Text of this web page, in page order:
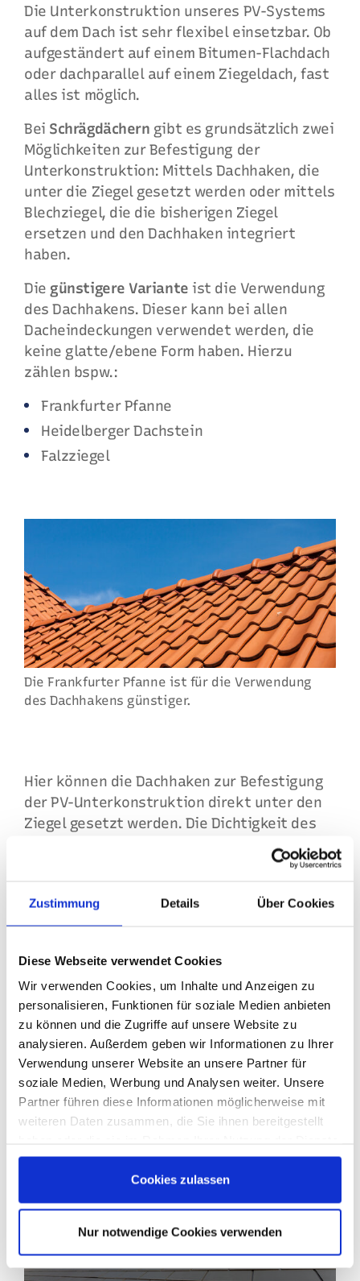
Zustimmung Details Über Cookies
Diese Webseite verwendet Cookies
Wir verwenden Cookies, um Inhalte und Anzeigen zu
personalisieren, Funktionen für soziale Medien anbieten
zu können und die Zugriffe auf unsere Website zu
analysieren. Außerdem geben wir Informationen zu Ihrer
Verwendung unserer Website an unsere Partner für
soziale Medien, Werbung und Analysen weiter. Unsere
Partner führen diese Informationen möglicherweise mit
weiteren Daten zusammen, die Sie ihnen bereitgestellt
gesammelt haben. Sie geben Einwilligung zu unseren
Cookies, wenn Sie unsere Webseite weiterhin nutzen.
Cookies zulassen
Nur notwendige Cookies verwenden
Die Unterkonstruktion unseres PV-Systems
auf dem Dach ist sehr flexibel einsetzbar. Ob
aufgeständert auf einem Bitumen-Flachdach
oder dachparallel auf einem Ziegeldach, fast
alles ist möglich.
Bei Schrägdächern gibt es grundsätzlich zwei
Möglichkeiten zur Befestigung der
Unterkonstruktion: Mittels Dachhaken, die
unter die Ziegel gesetzt werden oder mittels
Blechziegel, die die bisherigen Ziegel
ersetzen und den Dachhaken integriert
haben.
Die günstigere Variante ist die Verwendung
des Dachhakens. Dieser kann bei allen
Dacheindeckungen verwendet werden, die
keine glatte/ebene Form haben. Hierzu
zählen bspw.:
Frankfurter Pfanne
Heidelberger Dachstein
Falzziegel
Die Frankfurter Pfanne ist für die Verwendung
des Dachhakens günstiger.
Hier können die Dachhaken zur Befestigung
der PV-Unterkonstruktion direkt unter den
Ziegel gesetzt werden. Die Dichtigkeit des
Daches wird dadurch nicht gefährdet.
statt eines Dachhakens, der unter dem
bisherigen Ziegel vollständig und garantiert
nur so ein dichtes Dach. Hierzu zählen bspw.:
Biberschwanzziegel,
Tegalit-Ziegel
Schieferplatten
Asbestbelastung (hier ist eine vorherige
Dachsanierung zu empfehlen),